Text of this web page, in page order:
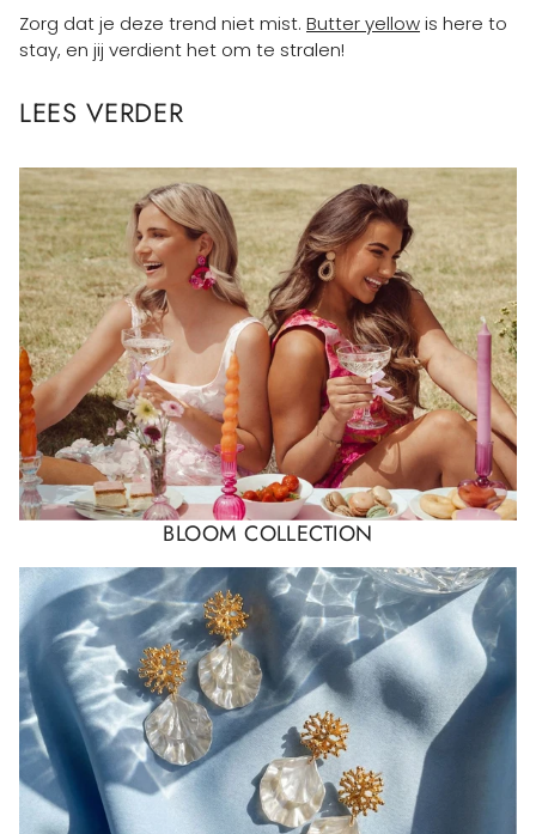
Zorg dat je deze trend niet mist. Butter yellowis here to
stay, en jij verdient het om te stralen!
LEES VERDER
BLOOM COLLECTION